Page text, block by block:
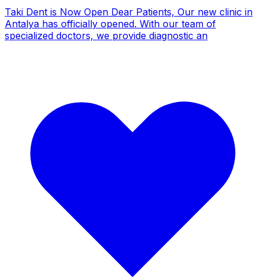
Taki Dent is Now Open Dear Patients, Our new clinic in
Antalya has officially opened. With our team of
specialized doctors, we provide diagnostic an